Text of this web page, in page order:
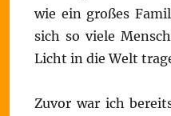
wie ein großes
sich so viele
Licht in die Welt
Zuvor war ich